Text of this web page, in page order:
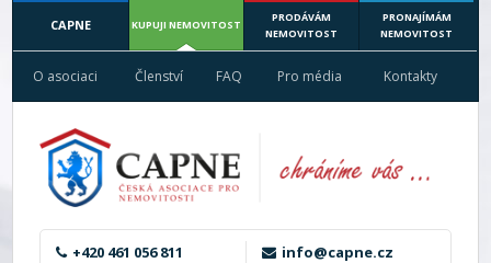
CAPNE KUPUJI NEMOVITOST
PRODÁVÁM
NEMOVITOST
PRONAJÍMÁM
NEMOVITOST
O asociaci Členství FAQ Pro média Kontakty
+420 461 056 811 info@capne.cz